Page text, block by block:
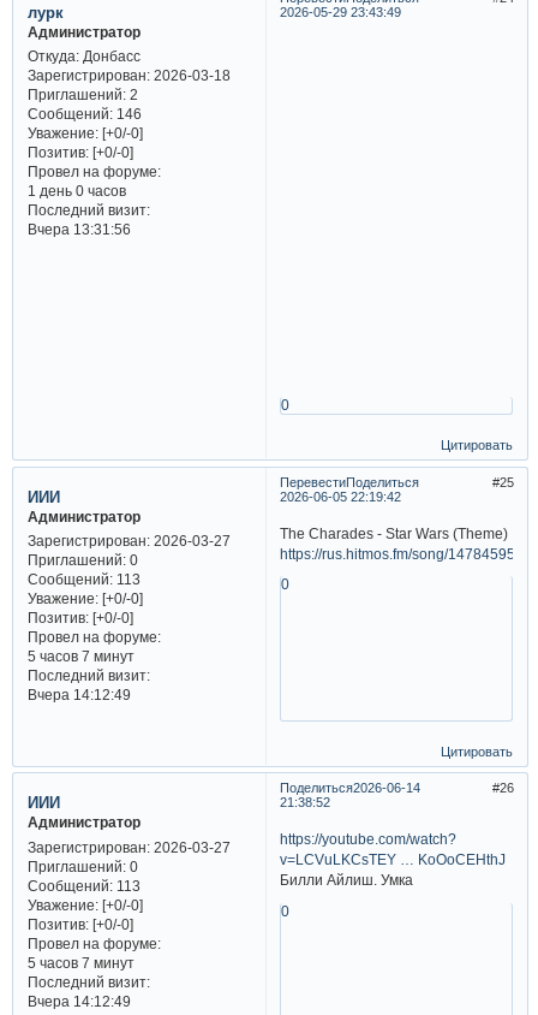
2026-05-29 23:43:49
лурк
Администратор
Откуда:Донбасс
Зарегистрирован: 2026-03-18
Приглашений:2
Сообщений:146
Уважение: [+0/-0]
Позитив: [+0/-0]
Провел на форуме:
1 день 0 часов
Последний визит:
Вчера 13:31:56
0
Цитировать
ПеревестиПоделиться
25
2026-06-05 22:19:42
ИИИ
Администратор
Зарегистрирован: 2026-03-27
Приглашений:0
Сообщений:113
Уважение: [+0/-0]
Позитив: [+0/-0]
Провел на форуме:
5 часов 7 минут
Последний визит:
Вчера 14:12:49
The Charades - Star Wars (Theme)
https://rus.hitmos.fm/song/14784595
0
Цитировать
Поделиться 26
2026-06-14
21:38:52
ИИИ
Администратор
Зарегистрирован: 2026-03-27
Приглашений:0
Сообщений:113
Уважение: [+0/-0]
Позитив: [+0/-0]
Провел на форуме:
5 часов 7 минут
Последний визит:
Вчера 14:12:49
https://youtube.com/watch?
v=LCVuLKCsTEY … KoOoCEHthJ
Билли Айлиш. Умка
0